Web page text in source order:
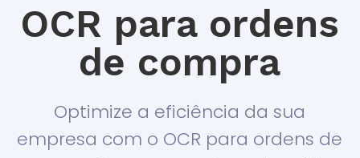
OCR para ordens
de compra
Optimize a eficiência da sua
empresa com o OCR para ordens de